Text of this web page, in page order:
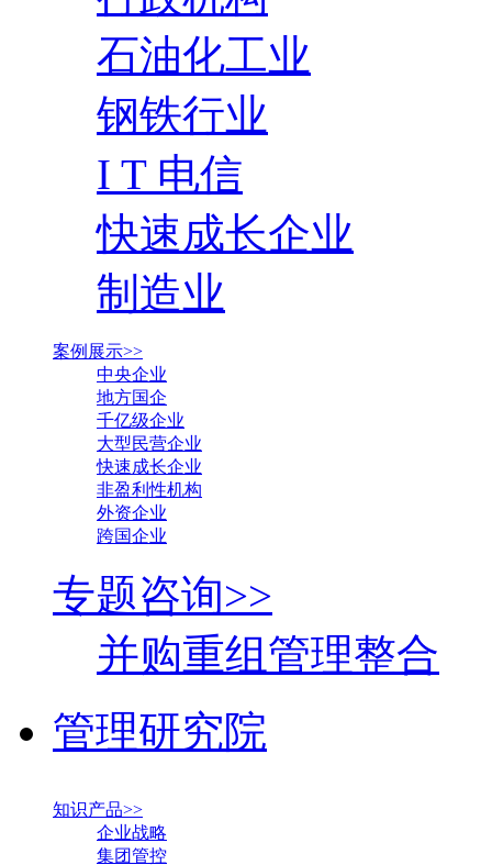
石油化工业
钢铁行业
I T 电信
快速成长企业
制造业
案例展示>>
中央企业
地方国企
千亿级企业
大型民营企业
快速成长企业
非盈利性机构
外资企业
跨国企业
专题咨询>>
并购重组管理整合
管理研究院
知识产品>>
企业战略
集团管控